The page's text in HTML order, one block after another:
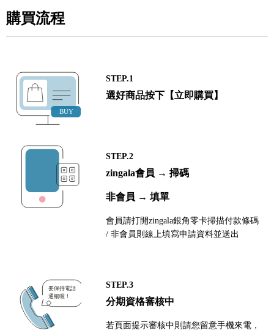
購買流程
STEP.1
選好商品按下【立即購買】
STEP.2
zingala會員 → 掃碼
非會員 → 填單
會員請打開zingala銀角零卡掃描付款條碼
/ 非會員則線上填寫申請資料並送出
STEP.3
分期資格審核中
若頁面提示審核中則請您留意手機來電，